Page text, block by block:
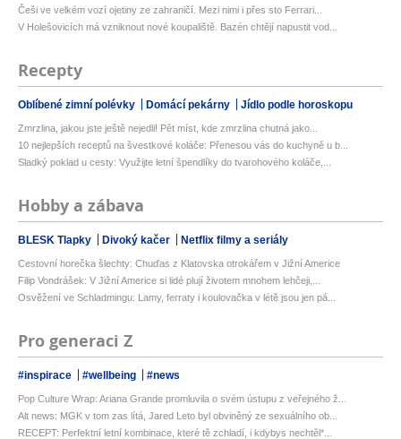
Češi ve velkém vozí ojetiny ze zahraničí. Mezi nimi i přes sto Ferrari...
V Holešovicích má vzniknout nové koupaliště. Bazén chtějí napustit vod...
Recepty
Oblíbené zimní polévky Domácí pekárny Jídlo podle horoskopu
Zmrzlina, jakou jste ještě nejedli! Pět míst, kde zmrzlina chutná jako...
10 nejlepších receptů na švestkové koláče: Přenesou vás do kuchyně u b...
Sladký poklad u cesty: Využijte letní špendlíky do tvarohového koláče,...
Hobby a zábava
BLESK Tlapky Divoký kačer Netflix filmy a seriály
Cestovní horečka šlechty: Chuďas z Klatovska otrokářem v Jižní Americe
Filip Vondrášek: V Jižní Americe si lidé plují životem mnohem lehčeji,...
Osvěžení ve Schladmingu: Lamy, ferraty i koulovačka v létě jsou jen pá...
Pro generaci Z
#inspirace #wellbeing #news
Pop Culture Wrap: Ariana Grande promluvila o svém ústupu z veřejného ž...
Alt news: MGK v tom zas lítá, Jared Leto byl obviněný ze sexuálního ob...
RECEPT: Perfektní letní kombinace, které tě zchladí, i kdybys nechtěl*...